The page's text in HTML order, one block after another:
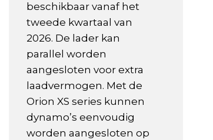
beschikbaar vanaf het
tweede kwartaal van
2026. De lader kan
parallel worden
aangesloten voor extra
laadvermogen. Met de
Orion XS series kunnen
dynamo’s eenvoudig
worden aangesloten op